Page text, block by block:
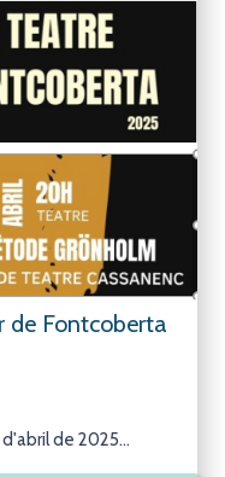
de Fontcoberta
de 2025...